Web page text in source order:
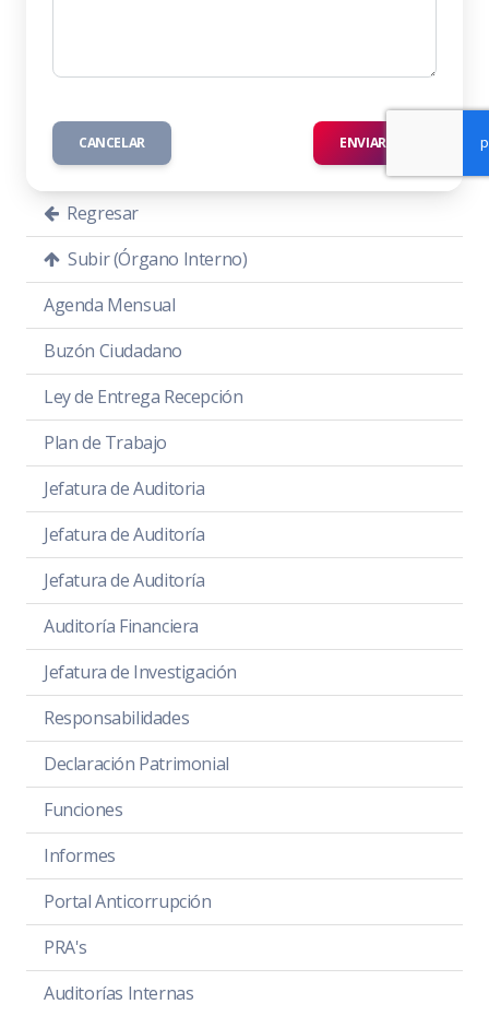
CANCELAR ENVIAR
Regresar
Subir (Órgano Interno)
Agenda Mensual
Buzón Ciudadano
Ley de Entrega Recepción
Plan de Trabajo
Jefatura de Auditoria
Jefatura de Auditoría
Jefatura de Auditoría
Auditoría Financiera
Jefatura de Investigación
Responsabilidades
Declaración Patrimonial
Funciones
Informes
Portal Anticorrupción
PRA's
Auditorías Internas